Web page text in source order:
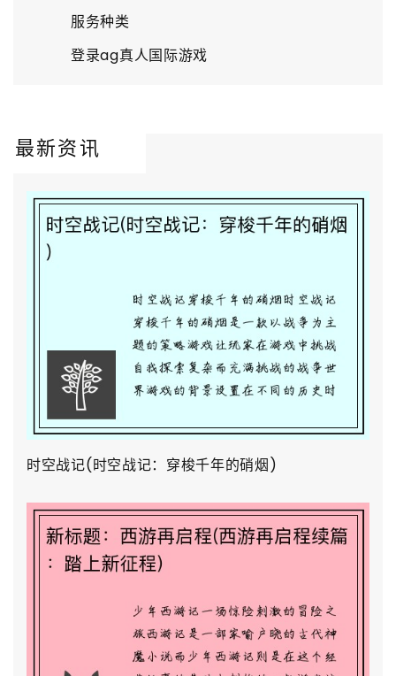
服务种类
登录ag真人国际游戏
最新资讯
时空战记(时空战记：穿梭千年的硝烟)